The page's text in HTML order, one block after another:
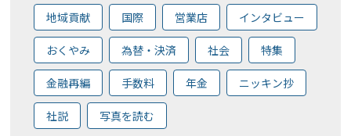
地域貢献 国際 営業店 インタビュー
おくやみ 為替・決済 社会 特集
金融再編 手数料 年金 ニッキン抄
社説 写真を読む